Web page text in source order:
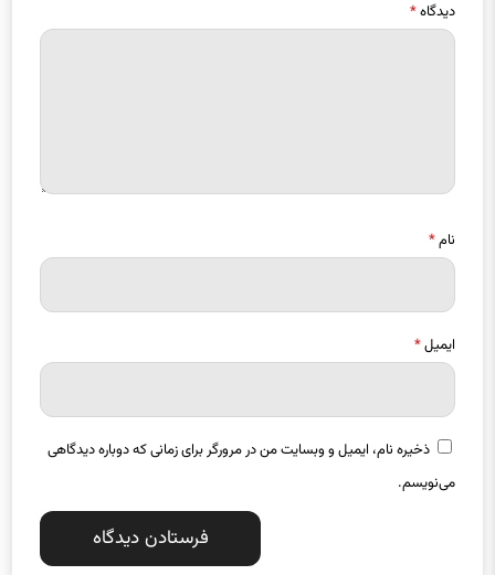
دیدگاه*
نام*
ایمیل*
ذخیره نام، ایمیل و وبسایت من در مرورگر برای زمانی که دوباره دیدگاهی
می‌نویسم.